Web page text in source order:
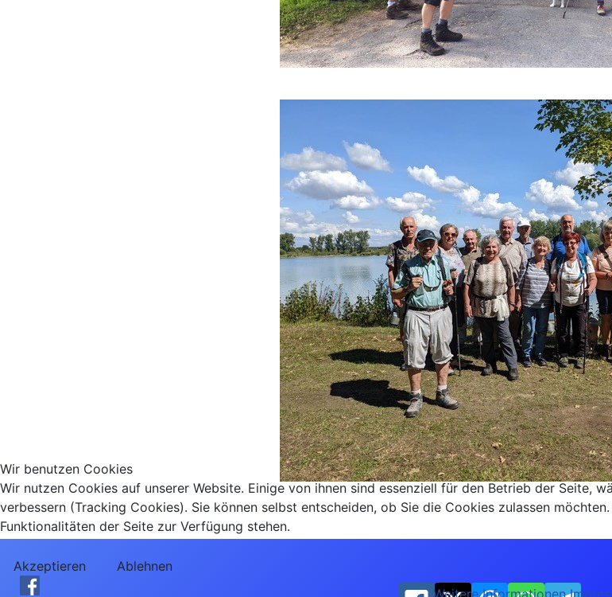
Wir benutzen Cookies
Wir nutzen Cookies auf unserer Website. Einige von ihnen sind essenziell für den Betrieb der Seite,
verbessern (Tracking Cookies). Sie können selbst entscheiden, ob Sie die Cookies zulassen
Funktionalitäten der Seite zur Verfügung stehen.
Akzeptieren
Ablehnen
Weitere Informationen